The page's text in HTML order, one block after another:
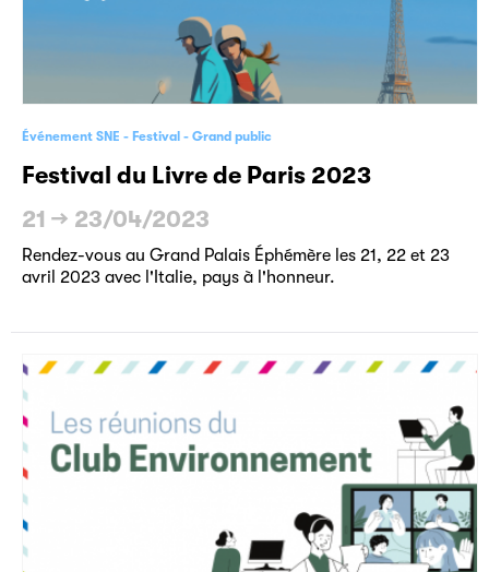
Événement SNE Festival Grand public
Festival du Livre de Paris 2023
21 → 23/04/2023
Rendez-vous au Grand Palais Éphémère les 21, 22 et 23
avril 2023 avec l'Italie, pays à l'honneur.